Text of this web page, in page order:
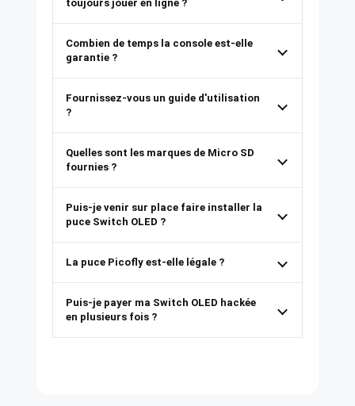
toujours jouer en ligne ?
Combien de temps la console est-elle
garantie ?
Fournissez-vous un guide d'utilisation
?
Quelles sont les marques de Micro SD
fournies ?
Puis-je venir sur place faire installer la
puce Switch OLED ?
La puce Picofly est-elle légale ?
Puis-je payer ma Switch OLED hackée
en plusieurs fois ?